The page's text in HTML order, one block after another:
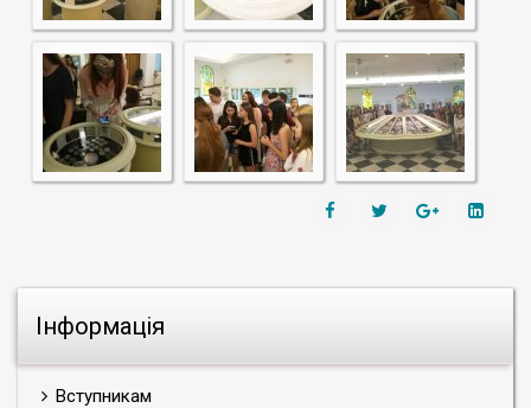
Інформація
Вступникам